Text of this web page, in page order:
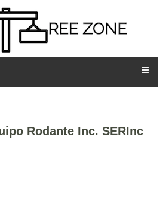
Rodante Inc. SERInc